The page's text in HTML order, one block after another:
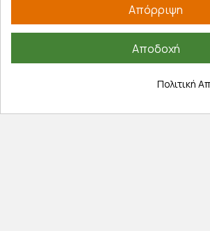
Επιστροφές προϊοντων
Απόρριψη
Αποδοχή
Πολιτική